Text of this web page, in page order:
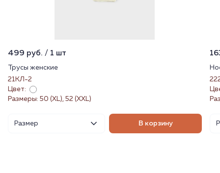
499 руб. / 1 шт
Трусы женские
21КЛ-2
Цвет:
Размеры: 50 (XL), 52 (XXL)
Размер В корзину